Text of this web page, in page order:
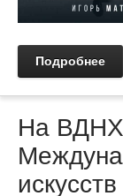
Подробнее
На ВДНХ